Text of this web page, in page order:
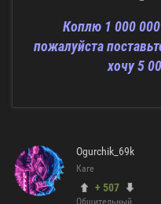
Коплю 1 000
пожалуйста
хочу 5
Ogurchik_69k
Каге
+ 507
Общительный